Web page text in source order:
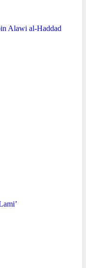
Alawi al-Haddad